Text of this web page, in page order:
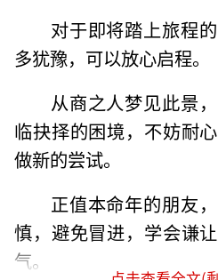
对于即将踏上旅程
多犹豫，可以放心启程。
从商之人梦见此景
临抉择的困境，不妨耐
做新的尝试。
正值本命年的朋友
慎，避免冒进，学会谦
气。